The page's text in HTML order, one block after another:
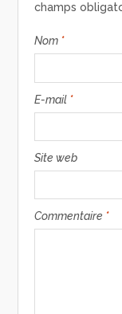
champs
Nom *
E-mail *
Site web
Commentaire *